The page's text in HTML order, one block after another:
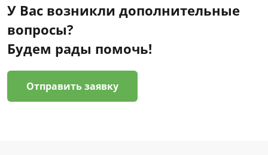
У Вас возникли дополнительные
вопросы?
Будем рады помочь!
Отправить заявку